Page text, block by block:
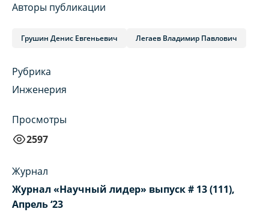
Авторы публикации
Грушин Денис Евгеньевич Легаев Владимир Павлович
Рубрика
Инженерия
Просмотры
2597
Журнал
Журнал «Научный лидер» выпуск # 13 (111),
Апрель ‘23